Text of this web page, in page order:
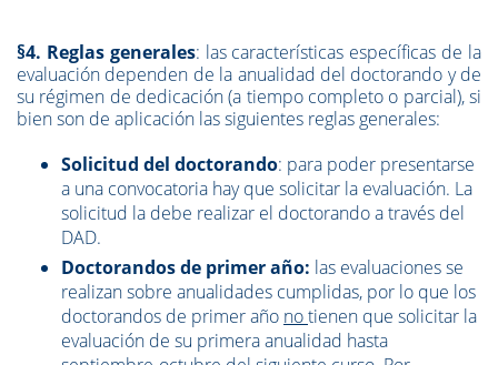
§4. Reglas generales: las características específicas de la
evaluación dependen de la anualidad del doctorando y de
su régimen de dedicación (a tiempo completo o parcial), si
bien son de aplicación las siguientes reglas generales:
Solicitud del doctorando: para poder presentarse
a una convocatoria hay que solicitar la evaluación. La
solicitud la debe realizar el doctorando a través del
DAD.
Doctorandos de primer año: las evaluaciones se
realizan sobre anualidades cumplidas, por lo que los
doctorandos de primer año notienen que solicitar la
evaluación de su primera anualidad hasta